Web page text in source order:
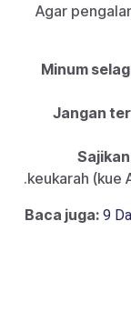
Agar
Minum
Jangan
keukarah (kue
Baca juga: 9